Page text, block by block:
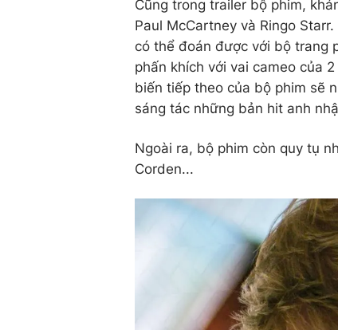
Cũng trong trailer bộ phim,
Paul McCartney và Ringo
có thể đoán được với bộ trang
phấn khích với vai cameo của
biến tiếp theo của bộ phim sẽ
sáng tác những bản hit anh
Ngoài ra, bộ phim còn quy tụ
Corden...